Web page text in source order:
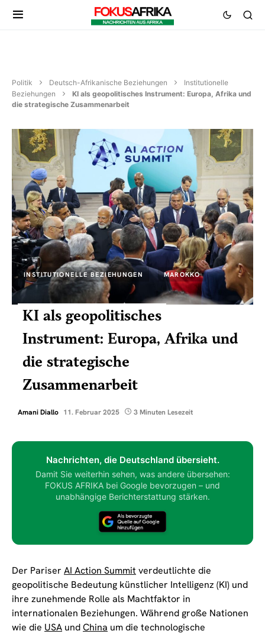
Politik Deutsch-Afrikanische Beziehungen
Institutionelle
Beziehungen
KI als geopolitisches Instrument: Europa, Afrika und
die strategische Zusammenarbeit
INSTITUTIONELLE BEZIEHUNGEN MAROKKO
KI als geopolitisches
Instrument: Europa, Afrika und
die strategische
Zusammenarbeit
Amani Diallo 11. Februar 2025 3 Minuten Lesezeit
Nachrichten, die Deutschland übersieht.
Damit Sie weiterhin sehen, was andere übersehen:
FOKUS AFRIKA bei Google bevorzugen – und
unabhängige Berichterstattung stärken.
Der Pariser AI Action Summit verdeutlichte die
geopolitische Bedeutung künstlicher Intelligenz (KI) und
ihre zunehmende Rolle als Machtfaktor in
internationalen Beziehungen. Während große Nationen
wie die USA undChina um die technologische